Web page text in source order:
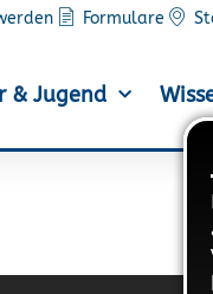
Formulare
& Jugend